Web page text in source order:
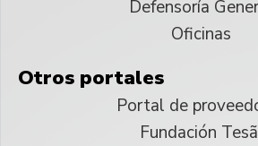
Defensoría
Oficinas
Otros portales
Portal de
Fundación